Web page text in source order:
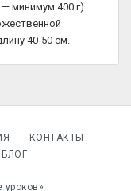
минимум 400 г).
40-50 см.
КОНТАКТЫ
БЛОГ